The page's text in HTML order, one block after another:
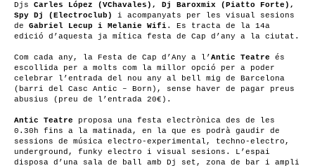
Djs Carles López (VChavales), Dj Baroxmix (Piatto Forte),
Spy Dj (Electroclub)
i acompanyats per les visual sesions
de Gabriel Lecup i Melanie Wifi. Es tracta de la 14a
edició d’aquesta ja mítica festa de Cap d’any a la ciutat.
Com cada any, la Festa de Cap d’Any a l’Antic Teatre és
escollida per a molts com la millor opció per a poder
celebrar l’entrada del nou any al bell mig de Barcelona
(barri del Casc Antic – Born), sense haver de pagar preus
abusius (preu de l’entrada 20€).
Antic Teatre proposa una festa electrònica des de les
0.30h fins a la matinada, en la que es podrà gaudir de
sessions de música electro-experimental, techno-electro,
underground, funky electro i visual sesions. L’espai
disposa d’una sala de ball amb Dj set, zona de bar i ampli